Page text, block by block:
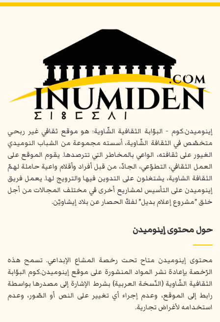
إينوميدن.كوم - البوّابة الثقافية الشّاوية؛ هو موقع ثقافي غير ربحي
متخصّص في الثقافة الشّاوية، أسسته مجموعة من الشباب النوميدي
الغيور على ثقافته، الواعي بالمخاطر التي تترصدها. يقوم الموقع على
العمل الثقافي، التطوّعي، الجادّ، من قبل أفراد وأقلام واعية حاملة لهمّ
الثقافة الشاوية، يشتغلون على التدوين فيها والترويج لها. يعمل فريق
إينوميدن على التأسيس لمشاريع أخرى في مختلف المجالات من أجل
خلق "مشروع إعلام بديل" لفكّ الحصار عن بلاد إيشاويّن.
حول محتوى إينوميدن
محتوى إينوميدن متاح تحت رخصة المشاع الإبداعي. تسمح هذه
الرّخصة بإعادة نشر المواد المنشورة على موقع إينوميدن.كوم البوّابة
الثقافية الشّاوية (النّسخة العربية) بشرط الإشارة إلى مصدرها بواسطة
رابط إلى الموقع، وعدم إجراء أي تغيير على النص أو الصّور، وعدم
استخدامه لأغراض تجارية.